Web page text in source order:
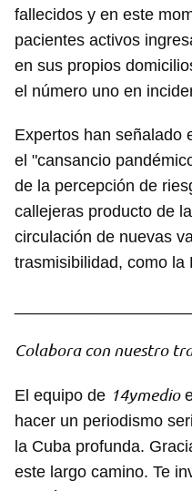
fallecidos y en este
pacientes activos
en sus propios
el número uno en
Expertos han señalado
el "cansancio
de la percepción de
callejeras producto de
circulación de nuevas
trasmisibilidad, como la
Colabora con nuestro
El equipo de 14ymedio
hacer un periodismo
la Cuba profunda.
este largo camino. Te